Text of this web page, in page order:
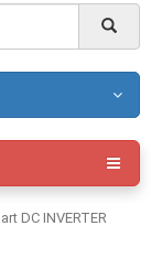
DC INVERTER